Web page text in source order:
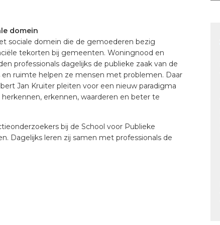
domein
sociale domein die de gemoederen bezig
tekorten bij gemeenten. Woningnood en
professionals dagelijks de publieke zaak van de
ruimte helpen ze mensen met problemen. Daar
Jan Kruiter pleiten voor een nieuw paradigma
erkennen, waarderen en beter te
bij de School voor Publieke
Dagelijks leren zij samen met professionals de